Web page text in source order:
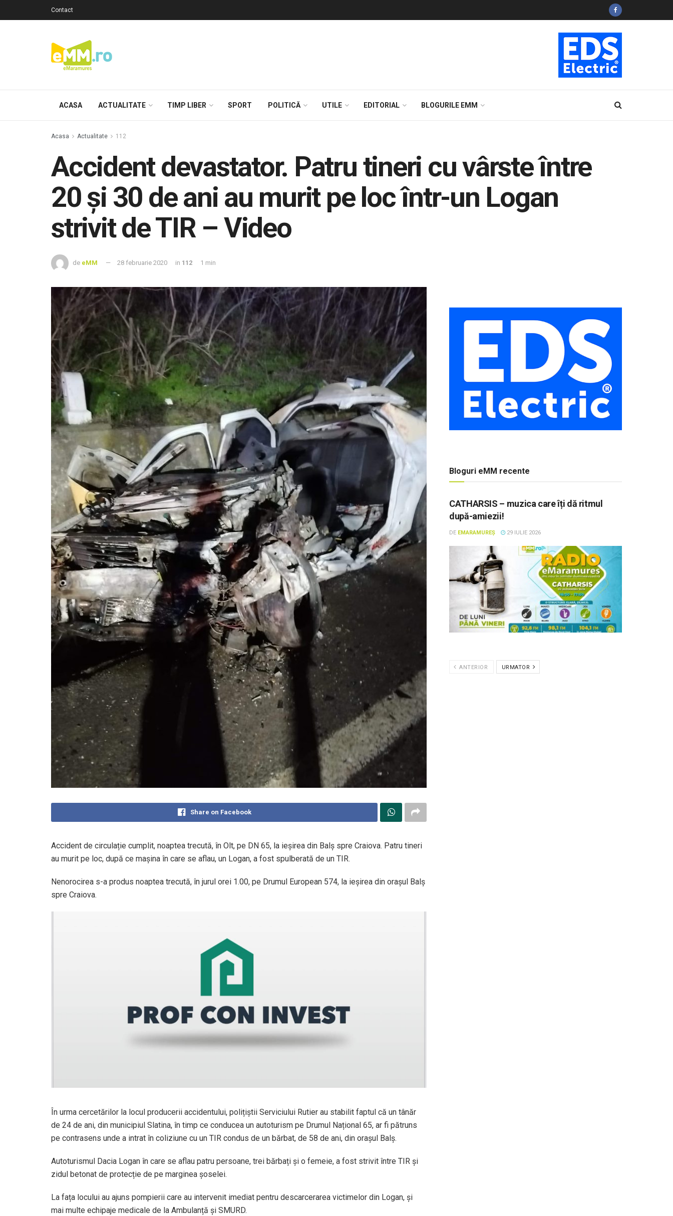
Contact
ACASA ACTUALITATE TIMP LIBER SPORT POLITICĂ UTILE EDITORIAL BLOGURILE EMM
Acasa Actualitate 112
Accident devastator. Patru tineri cu vârste între
20 și 30 de ani au murit pe loc într-un Logan
strivit de TIR – Video
de eMM 28 februarie 2020 in 112 1 min
Share on Facebook
Accident de circulație cumplit, noaptea trecută, în Olt, pe DN 65, la ieșirea din Balș spre Craiova. Patru tineri
au murit pe loc, după ce maşina în care se aflau, un Logan, a fost spulberată de un TIR.
Nenorocirea s-a produs noaptea trecută, în jurul orei 1.00, pe Drumul European 574, la ieșirea din orașul Balș
spre Craiova.
În urma cercetărilor la locul producerii accidentului, polițiștii Serviciului Rutier au stabilit faptul că un tânăr
de 24 de ani, din municipiul Slatina, în timp ce conducea un autoturism pe Drumul Național 65, ar fi pătruns
pe contrasens unde a intrat în coliziune cu un TIR condus de un bărbat, de 58 de ani, din orașul Balş.
Autoturismul Dacia Logan în care se aflau patru persoane, trei bărbați și o femeie, a fost strivit între TIR și
zidul betonat de protecție de pe marginea șoselei.
La fața locului au ajuns pompierii care au intervenit imediat pentru descarcerarea victimelor din Logan, și
mai multe echipaje medicale de la Ambulanță și SMURD.
Bloguri eMM recente
CATHARSIS – muzica care îți dă ritmul
după-amiezii!
DE EMARAMUREȘ 29 IULIE 2026
ANTERIOR URMATOR